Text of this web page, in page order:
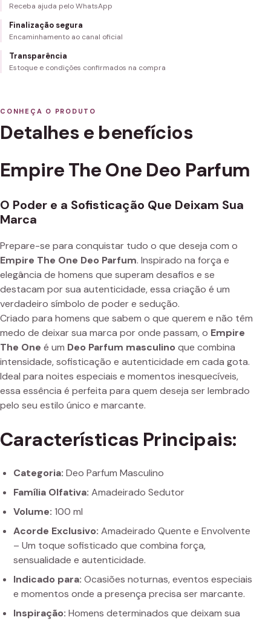
Receba ajuda pelo WhatsApp
Finalização segura
Encaminhamento ao canal oficial
Transparência
Estoque e condições confirmados na compra
CONHEÇA O PRODUTO
Detalhes e benefícios
Empire The One Deo Parfum
O Poder e a Sofisticação Que Deixam Sua
Marca
Prepare-se para conquistar tudo o que deseja com o
Empire The One Deo Parfum. Inspirado na força e
elegância de homens que superam desafios e se
destacam por sua autenticidade, essa criação é um
verdadeiro símbolo de poder e sedução.
Criado para homens que sabem o que querem e não têm
medo de deixar sua marca por onde passam, o Empire
The One é um Deo Parfum masculino que combina
intensidade, sofisticação e autenticidade em cada gota.
Ideal para noites especiais e momentos inesquecíveis,
essa essência é perfeita para quem deseja ser lembrado
pelo seu estilo único e marcante.
Características Principais:
Categoria: Deo Parfum Masculino
Família Olfativa: Amadeirado Sedutor
Volume: 100 ml
Acorde Exclusivo: Amadeirado Quente e Envolvente
– Um toque sofisticado que combina força,
sensualidade e autenticidade.
Indicado para: Ocasiões noturnas, eventos especiais
e momentos onde a presença precisa ser marcante.
Inspiração: Homens determinados que deixam sua